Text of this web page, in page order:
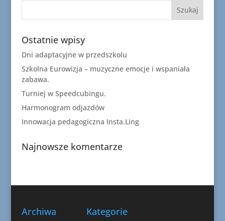
Ostatnie wpisy
Dni adaptacyjne w przedszkolu
Szkolna Eurowizja – muzyczne emocje i wspaniała
zabawa.
Turniej w Speedcubingu.
Harmonogram odjazdów
Innowacja pedagogiczna Insta.Ling
Najnowsze komentarze
Archiwa Kategorie